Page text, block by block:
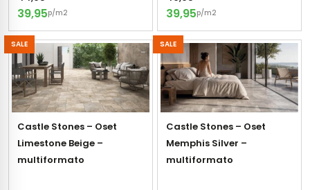
39,95p/m2 39,95p/m2
SALE
Castle Stones – Oset
Limestone Beige –
multiformato
SALE
Castle Stones – Oset
Memphis Silver –
multiformato
vloertegels
(multiformato)